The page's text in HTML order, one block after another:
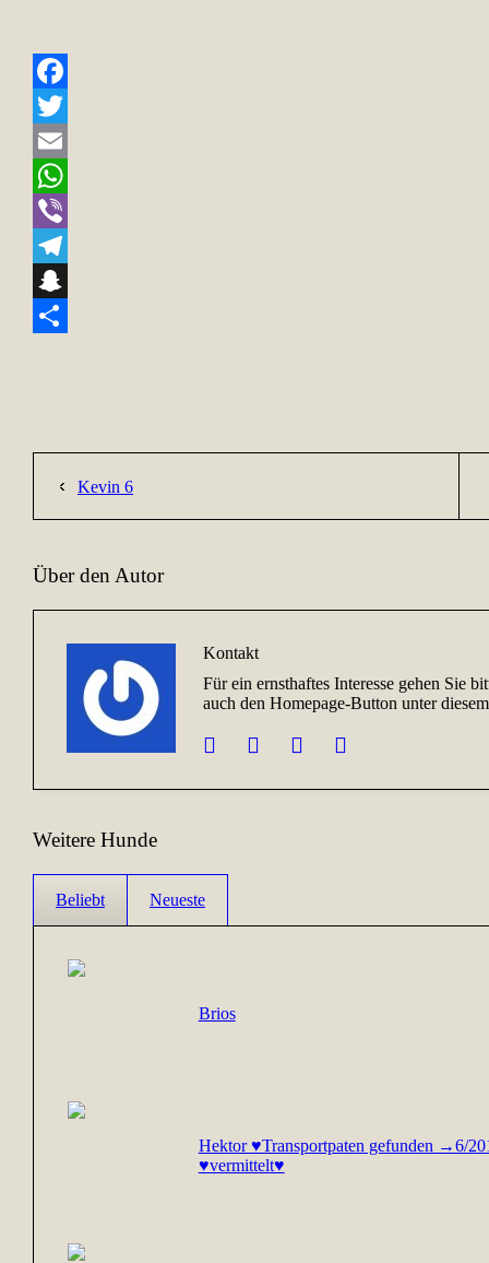
Facebook
Twitter
Email
WhatsApp
Viber
Telegram
Snapchat
Kevin 6
Über den Autor
Kontakt
Für ein ernsthaftes Interesse gehen Sie
auch den Homepage-Button unter
Weitere Hunde
Beliebt Neueste
Brios
Hektor ♥Transportpaten gefunden →6/
♥vermittelt♥